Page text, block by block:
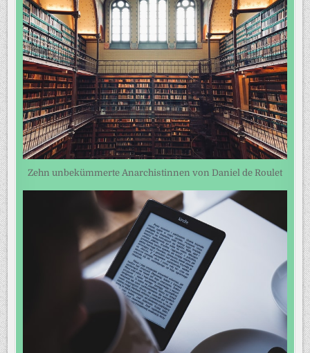
Zehn unbekümmerte Anarchistinnen von Daniel de Roulet